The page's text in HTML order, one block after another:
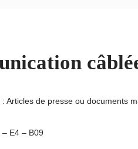
Articles de presse ou documents
– E4 – B09